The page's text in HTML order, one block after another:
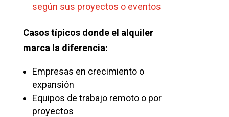
según sus proyectos o eventos
Casos típicos donde el alquiler
marca la diferencia:
Empresas en crecimiento o
expansión
Equipos de trabajo remoto o por
proyectos